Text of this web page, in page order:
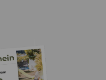
allerdings müssen die
der Rinnenhalter sind